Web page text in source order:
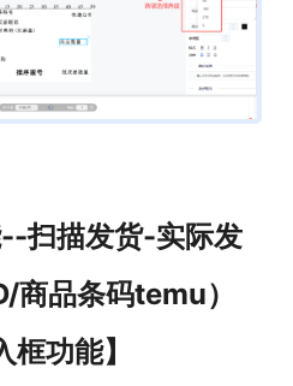
扫描发货-实际发
商品条码temu）
功能】